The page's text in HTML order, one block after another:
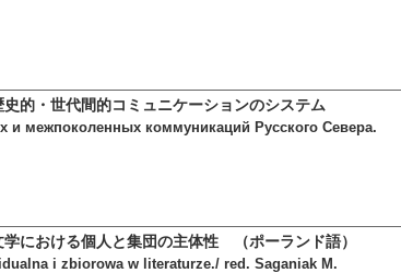
・世代間的コミュニケーションのシステム
и межпоколенных коммуникаций Русского Севера.
における個人と集団の主体性 （ポーランド語）
i zbiorowa w literaturze./ red. Saganiak M.